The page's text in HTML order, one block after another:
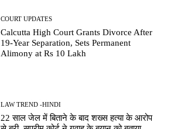
COURT UPDATES
Calcutta High Court Grants Divorce After
19-Year Separation, Sets Permanent
Alimony at Rs 10 Lakh
LAW TREND -HINDI
22 साल जेल में बिताने के बाद शख्स हत्या के आरोप